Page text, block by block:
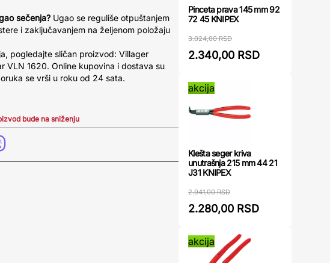
sečenja? Ugao se reguliše otpuštanjem
i zaključavanjem na željenom položaju
pogledajte sličan proizvod: Villager
VLN 1620. Online kupovina i dostava su
se vrši u roku od 24 sata.
bude na sniženju
Pinceta prava 145 mm 92
72 45 KNIPEX
3.024,00 RSD
2.340,00 RSD
akcija
Klešta seger kriva
unutrašnja 215 mm 44 21
J31 KNIPEX
2.941,00 RSD
2.280,00 RSD
akcija